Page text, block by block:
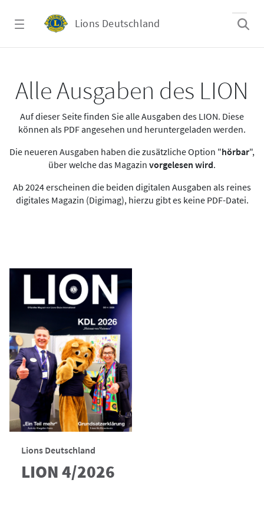
Lions Deutschland
Alle Ausgaben des LION
Auf dieser Seite finden Sie alle Ausgaben des LION. Diese
können als PDF angesehen und heruntergeladen werden.
Die neueren Ausgaben haben die zusätzliche Option "hörbar",
über welche das Magazin vorgelesen wird.
Ab 2024 erscheinen die beiden digitalen Ausgaben als reines
digitales Magazin (Digimag), hierzu gibt es keine PDF-Datei.
Lions Deutschland
LION 4/2026